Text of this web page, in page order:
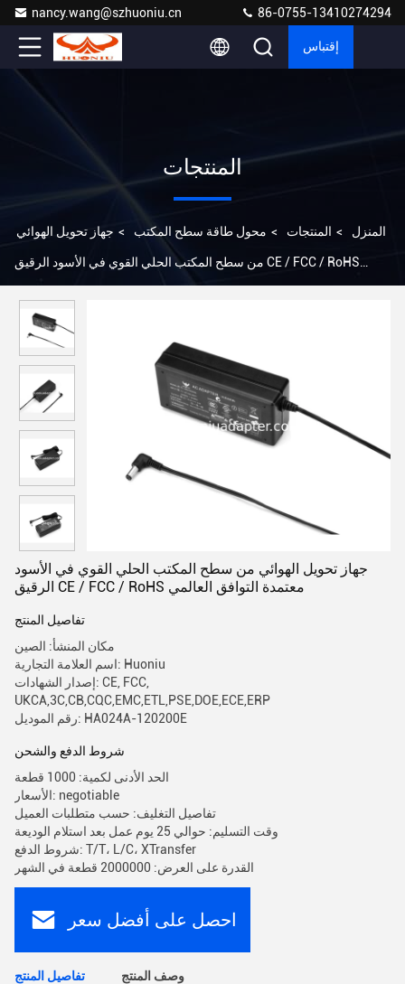
nancy.wang@szhuoniu.cn 86-0755-13410274294
إقتباس
المنتجات
المنزل > المنتجات > محول طاقة سطح المكتب > جهاز تحويل الهوائي
من سطح المكتب الحلي القوي في الأسود الرقيق CE / FCC / RoHS
جهاز تحويل الهوائي من سطح المكتب الحلي القوي في الأسود
الرقيق CE / FCC / RoHS معتمدة التوافق العالمي
تفاصيل المنتج
مكان المنشأ: الصين
اسم العلامة التجارية: Huoniu
إصدار الشهادات: CE, FCC,
UKCA,3C,CB,CQC,EMC,ETL,PSE,DOE,ECE,ERP
رقم الموديل: HA024A-120200E
شروط الدفع والشحن
الحد الأدنى لكمية: 1000 قطعة
الأسعار: negotiable
تفاصيل التغليف: حسب متطلبات العميل
وقت التسليم: حوالي 25 يوم عمل بعد استلام الوديعة
شروط الدفع: T/T، L/C، XTransfer
القدرة على العرض: 2000000 قطعة في الشهر
احصل على أفضل سعر
تفاصيل المنتج وصف المنتج